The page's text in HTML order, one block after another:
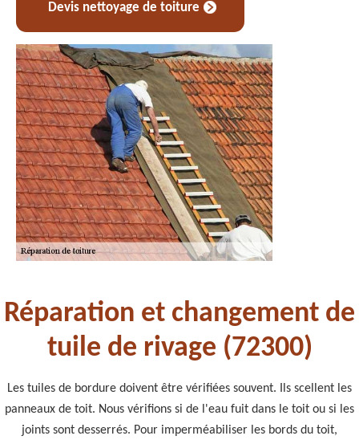
Devis nettoyage de toiture
Réparation et changement de
tuile de rivage (72300)
Les tuiles de bordure doivent être vérifiées souvent. Ils scellent les
panneaux de toit. Nous vérifions si de l'eau fuit dans le toit ou si les
joints sont desserrés. Pour imperméabiliser les bords du toit,